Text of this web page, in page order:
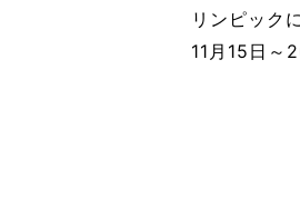
リンピック
11月15日～